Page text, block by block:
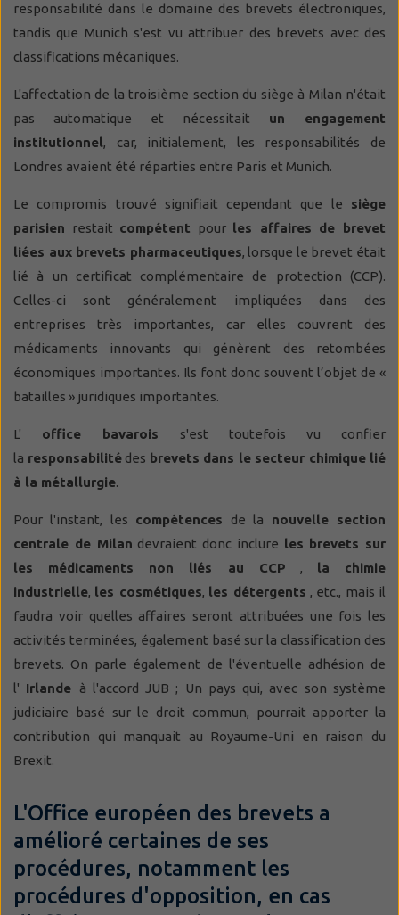
responsabilité dans le domaine des brevets électroniques,
tandis que Munich s'est vu attribuer des brevets avec des
classifications mécaniques.
L'affectation de la troisième section du siège à Milan n'était
pas automatique et nécessitait un engagement
institutionnel, car, initialement, les responsabilités de
Londres avaient été réparties entre Paris et Munich.
Le compromis trouvé signifiait cependant que le siège
parisien restait compétent pour les affaires de brevet
liées aux brevets pharmaceutiques, lorsque le brevet était
lié à un certificat complémentaire de protection (CCP).
Celles-ci sont généralement impliquées dans des
entreprises très importantes, car elles couvrent des
médicaments innovants qui génèrent des retombées
économiques importantes. Ils font donc souvent l’objet de «
batailles » juridiques importantes.
L' office bavarois s'est toutefois vu confier
la responsabilitédes brevets dans le secteur chimique lié
à la métallurgie.
Pour l'instant, les compétences de la nouvelle section
centrale de Milan devraient donc inclure les brevets sur
les médicaments non liés au CCP , la chimie
industrielle, les cosmétiques, les détergents , etc., mais il
faudra voir quelles affaires seront attribuées une fois les
activités terminées, également basé sur la classification des
brevets. On parle également de l'éventuelle adhésion de
l' Irlande à l'accord JUB ; Un pays qui, avec son système
judiciaire basé sur le droit commun, pourrait apporter la
contribution qui manquait au Royaume-Uni en raison du
Brexit.
L'Office européen des brevets a
amélioré certaines de ses
procédures, notamment les
procédures d'opposition, en cas